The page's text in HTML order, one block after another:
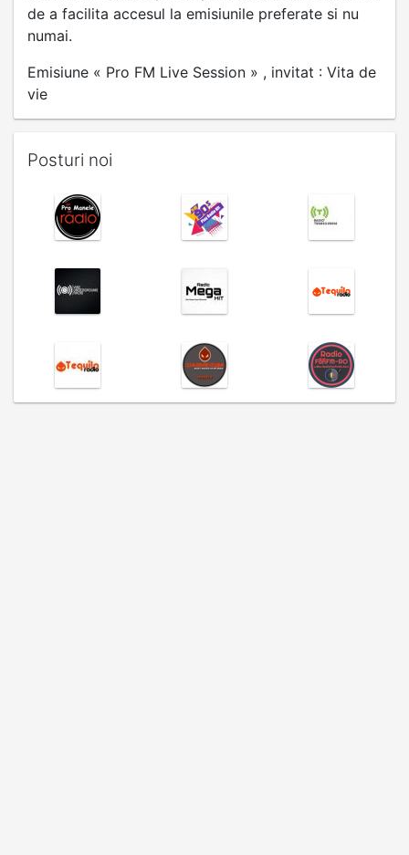
de a facilita accesul la emisiunile preferate si nu
numai.
Emisiune « Pro FM Live Session » , invitat : Vita de
vie
Posturi noi